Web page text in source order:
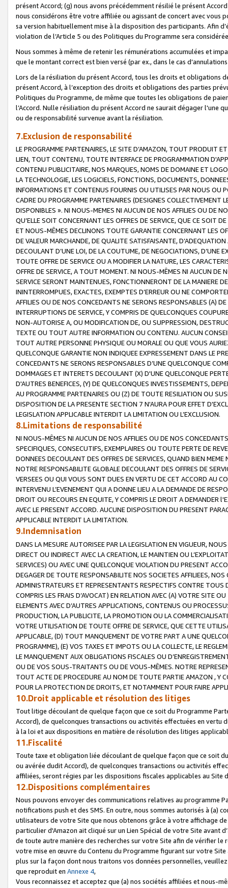
présent Accord; (g) nous avons précédemment résilié le présent
nous considérons être votre affiliée ou agissant de concert avec vous
sa version habituellement mise à la disposition des participants. Afin
violation de l’Article 5 ou des Politiques du Programme sera
Nous sommes à même de retenir les rémunérations accumulées et
que le montant correct est bien versé (par ex., dans le cas
Lors de la résiliation du présent Accord, tous les droits et obligations
présent Accord, à l’exception des droits et obligations des parties
Politiques du Programme, de même que toutes les obligations de
l’Accord. Nulle résiliation du présent Accord ne saurait dégager l'une
ou de responsabilité survenue avant la résiliation.
7.Exclusion de responsabilité
LE PROGRAMME PARTENAIRES, LE SITE D’AMAZON, TOUT PRODUIT
LIEN, TOUT CONTENU, TOUTE INTERFACE DE PROGRAMMATION
CONTENU PUBLICITAIRE, NOS MARQUES, NOMS DE DOMAINE ET
LA TECHNOLOGIE, LES LOGICIELS, FONCTIONS, DOCUMENTS,
INFORMATIONS ET CONTENUS FOURNIS OU UTILISES PAR NOUS OU
CADRE DU PROGRAMME PARTENAIRES (DESIGNES COLLECTIVEMENT
DISPONIBLES ». NI NOUS-MEMES NI AUCUN DE NOS AFFILIES OU DE
QU’ELLE SOIT CONCERNANT LES OFFRES DE SERVICE, QUE CE SOIT
ET NOUS-MÊMES DECLINONS TOUTE GARANTIE CONCERNANT LES
DE VALEUR MARCHANDE, DE QUALITE SATISFAISANTE,
DECOULANT D’UNE LOI, DE LA COUTUME, DE NEGOCIATIONS, D’UNE
TOUTE OFFRE DE SERVICE OU A MODIFIER LA NATURE, LES
OFFRE DE SERVICE, A TOUT MOMENT. NI NOUS-MÊMES NI AUCUN DE
SERVICE SERONT MAINTENUES, FONCTIONNERONT DE LA MANIERE
ININTERROMPUES, EXACTES, EXEMPTES D’ERREUR OU NE
AFFILIES OU DE NOS CONCEDANTS NE SERONS RESPONSABLES (A)
INTERRUPTIONS DE SERVICE, Y COMPRIS DE QUELCONQUES
NON-AUTORISE A, OU MODIFICATION DE, OU SUPPRESSION,
TEXTE OU TOUT AUTRE INFORMATION OU CONTENU. AUCUN
TOUT AUTRE PERSONNE PHYSIQUE OU MORALE OU QUE VOUS
QUELCONQUE GARANTIE NON INDIQUEE EXPRESSEMENT DANS LE
CONCEDANTS NE SERONS RESPONSABLES D’UNE QUELCONQUE
DOMMAGES ET INTERETS DECOULANT (X) D'UNE QUELCONQUE
D'AUTRES BENEFICES, (Y) DE QUELCONQUES INVESTISSEMENTS,
AU PROGRAMME PARTENAIRES OU (Z) DE TOUTE RESILIATION OU
DISPOSITION DE LA PRESENTE SECTION 7 N'AURA POUR EFFET
LEGISLATION APPLICABLE INTERDIT LA LIMITATION OU L’EXCLUSION.
8.Limitations de responsabilité
NI NOUS-MÊMES NI AUCUN DE NOS AFFILIES OU DE NOS
SPECIFIQUES, CONSECUTIFS, EXEMPLAIRES OU TOUTE PERTE DE
DONNEES DECOULANT DES OFFRES DE SERVICES, QUAND BIEN
NOTRE RESPONSABILITE GLOBALE DECOULANT DES OFFRES DE
VERSEES OU QUI VOUS SONT DUES EN VERTU DE CET ACCORD AU
INTERVENU L’EVENEMENT QUI A DONNE LIEU A LA DEMANDE DE
DROIT OU RECOURS EN EQUITE, Y COMPRIS LE DROIT A DEMANDER
AVEC LE PRESENT ACCORD. AUCUNE DISPOSITION DU PRESENT
APPLICABLE INTERDIT LA LIMITATION.
9.Indemnisation
DANS LA MESURE AUTORISEE PAR LA LEGISLATION EN VIGUEUR,
DIRECT OU INDIRECT AVEC LA CREATION, LE MAINTIEN OU
SERVICES) OU AVEC UNE QUELCONQUE VIOLATION DU PRESENT
DEGAGER DE TOUTE RESPONSABILITE NOS SOCIETES AFFILIEES,
ADMINISTRATEURS ET REPRESENTANTS RESPECTIFS CONTRE
COMPRIS LES FRAIS D’AVOCAT) EN RELATION AVEC (A) VOTRE SITE
ELEMENTS AVEC D’AUTRES APPLICATIONS, CONTENUS OU
PRODUCTION, LA PUBLICITE, LA PROMOTION OU LA
VOTRE UTILISATION DE TOUTE OFFRE DE SERVICE, QUE CETTE
APPLICABLE, (D) TOUT MANQUEMENT DE VOTRE PART A UNE
PROGRAMME), (E) VOS TAXES ET IMPOTS OU LA COLLECTE, LE
LE MANQUEMENT AUX OBLIGATIONS FISCALES OU
OU DE VOS SOUS-TRAITANTS OU DE VOUS-MÊMES. NOTRE
TOUT ACTE DE PROCEDURE AU NOM DE TOUTE PARTIE AMAZON , Y
POUR LA PROTECTION DE DROITS, ET NOTAMMENT POUR FAIRE
10.Droit applicable et résolution des litiges
Tout litige découlant de quelque façon que ce soit du Programme
Accord), de quelconques transactions ou activités effectuées en vertu
à la loi et aux dispositions en matière de résolution des litiges
11.Fiscalité
Toute taxe et obligation liée découlant de quelque façon que ce soit
ou avérée dudit Accord), de quelconques transactions ou activités
affiliées, seront régies par les dispositions fiscales applicables au Site
12.Dispositions complémentaires
Nous pouvons envoyer des communications relatives au programme
notifications push et des SMS. En outre, nous sommes autorisés à
utilisateurs de votre Site que nous obtenons grâce à votre affichage
particulier d'Amazon ait cliqué sur un Lien Spécial de votre Site avant
de toute autre manière des recherches sur votre Site afin de vérifier
votre mise en œuvre du Contenu du Programme figurant sur votre
plus sur la façon dont nous traitons vos données personnelles,
que reproduit en Annexe 4,
Vous reconnaissez et acceptez que (a) nos sociétés affiliées et nous-